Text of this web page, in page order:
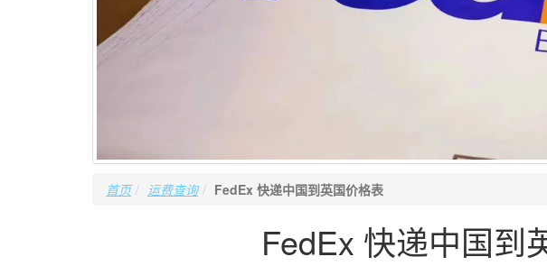
首页 运费查询 FedEx 快递中国到英国价格表
FedEx 快递中国到